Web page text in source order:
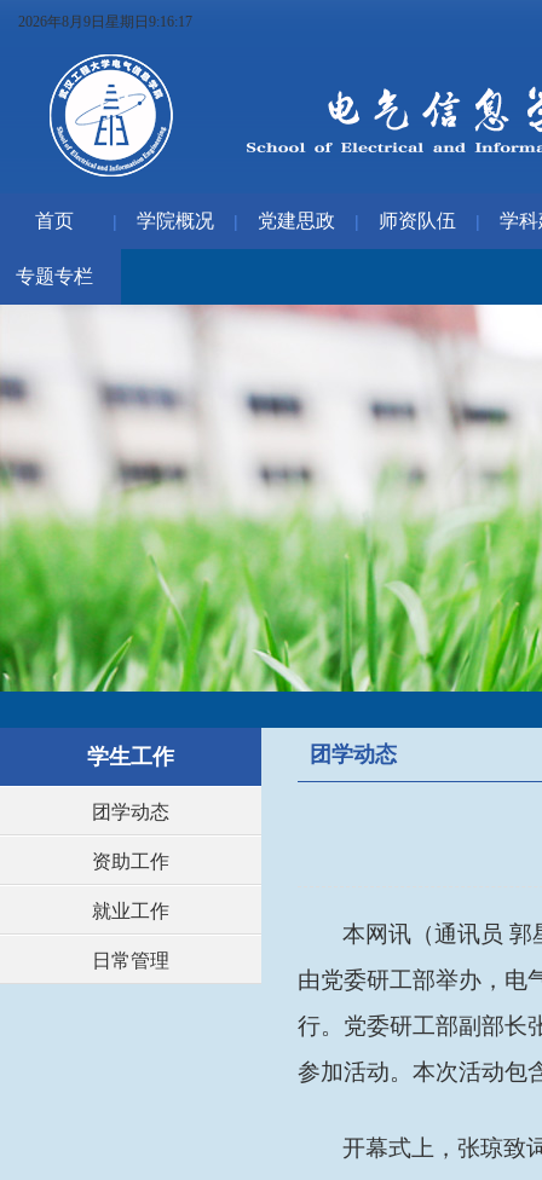
2026年8月9日星期日9:16:18
首页 | 学院概况 | 党建思政 | 师资队伍 | 学
专题专栏
学生工作
团学动态
资助工作
就业工作
日常管理
团学动态
本网讯（通讯员 郭
由党委研工部举办，电
行。党委研工部副部长
参加活动。本次活动包
开幕式上，张琼致